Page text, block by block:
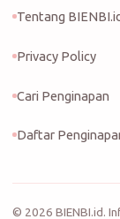
Tentang
Privacy Policy
Cari Penginapan
Daftar
© 2026 BIENBI.id.